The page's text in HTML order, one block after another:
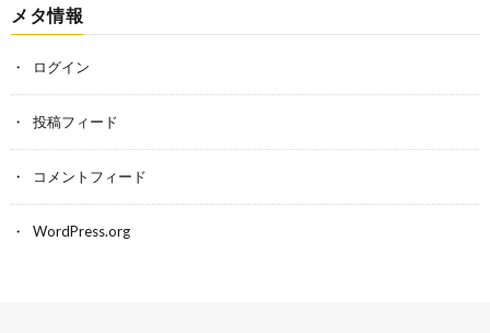
メタ情報
ログイン
投稿フィード
コメントフィード
WordPress.org